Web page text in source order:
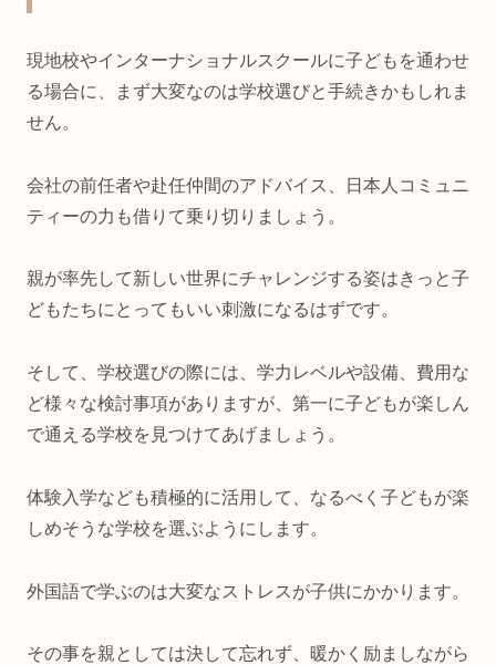
現地校やインターナショナルスクールに子どもを通わせ
る場合に、まず大変なのは学校選びと手続きかもしれま
せん。
会社の前任者や赴任仲間のアドバイス、日本人コミュニ
ティーの力も借りて乗り切りましょう。
親が率先して新しい世界にチャレンジする姿はきっと子
どもたちにとってもいい刺激になるはずです。
そして、学校選びの際には、学力レベルや設備、費用な
ど様々な検討事項がありますが、第一に子どもが楽しん
で通える学校を見つけてあげましょう。
体験入学なども積極的に活用して、なるべく子どもが楽
しめそうな学校を選ぶようにします。
外国語で学ぶのは大変なストレスが子供にかかります。
その事を親としては決して忘れず、暖かく励ましながら